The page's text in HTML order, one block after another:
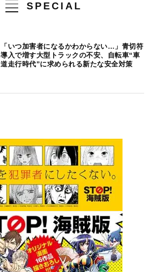
SPECIAL
「いつ加害者になるかわからない…」青切符
導入で増す大型トラックの不安、自転車“車
道走行時代”に求められる新たな安全対策